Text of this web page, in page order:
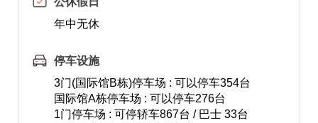
年中无休
停车设施
3门(国际馆B栋)停车场 : 可以停车354台
国际馆A栋停车场 : 可以停车276台
1门停车场 : 可停轿车867台 / 巴士 33台